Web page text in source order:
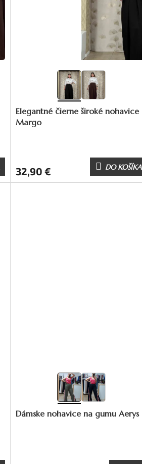
Elegantné čierne široké nohavice
Margo
32,90 € DO KOŠÍKA
Dámske nohavice na gumu Aerys